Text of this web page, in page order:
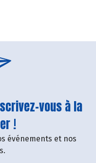
vous à la
!
événements et nos